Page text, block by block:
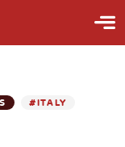
#ITALY